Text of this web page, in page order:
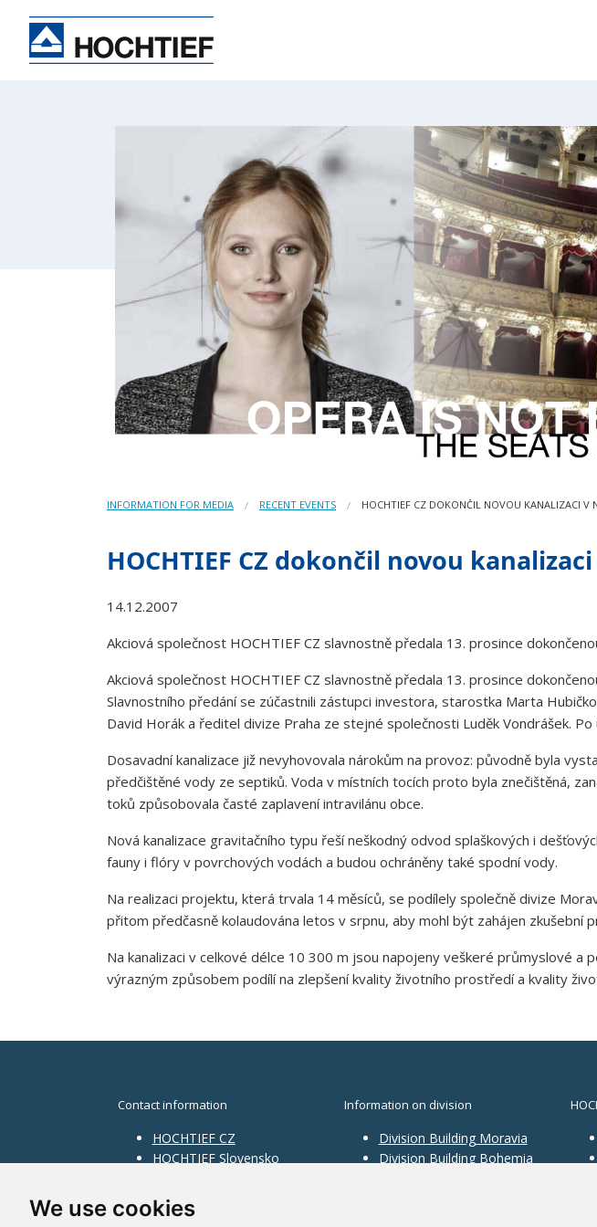
We use cookies
INFORMATION FOR MEDIA RECENT EVENTS HOCHTIEF CZ DOKONČIL NOVOU KANALIZACI V
HOCHTIEF CZ dokončil novou
14.12.2007
Akciová společnost HOCHTIEF CZ slavnostně předala 13. prosince
Akciová společnost HOCHTIEF CZ slavnostně předala 13. prosince
Slavnostního předání se zúčastnili zástupci investora, starostka Marta
David Horák a ředitel divize Praha ze stejné společnosti Luděk Vondrášek.
Dosavadní kanalizace již nevyhovovala nárokům na provoz: původně byla
předčištěné vody ze septiků. Voda v místních tocích proto byla znečištěná,
toků způsobovala časté zaplavení intravilánu obce.
Nová kanalizace gravitačního typu řeší neškodný odvod splaškových i
fauny i flóry v povrchových vodách a budou ochráněny také spodní vody.
Na realizaci projektu, která trvala 14 měsíců, se podílely společně divize
přitom předčasně kolaudována letos v srpnu, aby mohl být zahájen zkušební
Na kanalizaci v celkové délce 10 300 m jsou napojeny veškeré průmyslové
výrazným způsobem podílí na zlepšení kvality životního prostředí a kvality
Contact information
HOCHTIEF CZ
HOCHTIEF Slovensko
Management
Information on division
Division Building Moravia
Division Building Bohemia